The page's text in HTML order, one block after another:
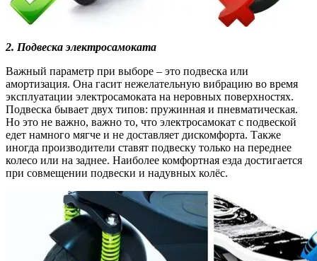
2. Подвеска электросамоката
Важный параметр при выборе – это подвеска или
амортизация. Она гасит нежелательную вибрацию во время
эксплуатации электросамоката на неровных поверхностях.
Подвеска бывает двух типов: пружинная и пневматическая.
Но это не важно, важно то, что электросамокат с подвеской
едет намного мягче и не доставляет дискомфорта. Также
иногда производители ставят подвеску только на переднее
колесо или на заднее. Наиболее комфортная езда достигается
при совмещении подвески и надувных колёс.